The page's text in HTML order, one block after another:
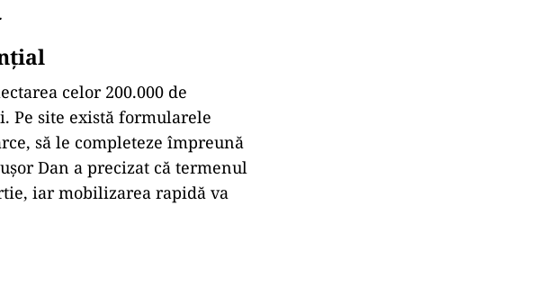
celor 200.000 de
Pe site există formularele
să le completeze împreună
Dan a precizat că termenul
iar mobilizarea rapidă va